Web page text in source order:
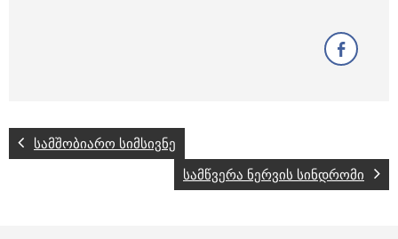
სამშობიარო სიმსივნე
სამწვერა ნერვის სინდრომი